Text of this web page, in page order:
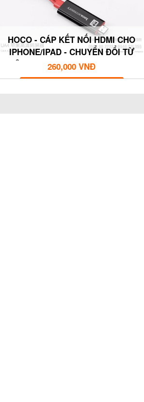
HOCO - CÁP KẾT NỐI HDMI CHO
IPHONE/IPAD - CHUYỂN ĐỔI TỪ
ĐIỆN THOẠI APPLE SANG HDTV -
2M UA4
260,000 VNĐ